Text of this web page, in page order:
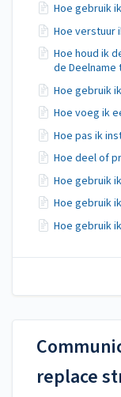
Hoe gebruik
Hoe verstuur
Hoe houd ik
de Deelname
Hoe gebruik
Hoe voeg ik
Hoe pas ik
Hoe deel of
Hoe gebruik
Hoe gebruik
Hoe gebruik
replace